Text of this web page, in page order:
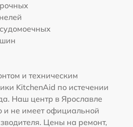
и техническим
KitchenAid по истечении
Наш центр в Ярославле
и не имеет официальной
Цены на ремонт,